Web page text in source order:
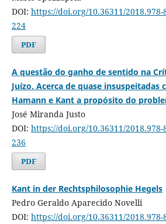
DOI: https://doi.org/10.36311/2018.978-
224
PDF
A questão do ganho de sentido na
Juízo. Acerca de quase insuspeitadas
Hamann e Kant a propósito do
José Miranda Justo
DOI: https://doi.org/10.36311/2018.978-
236
PDF
Kant in der Rechtsphilosophie Hegels
Pedro Geraldo Aparecido Novelli
DOI: https://doi.org/10.36311/2018.978-